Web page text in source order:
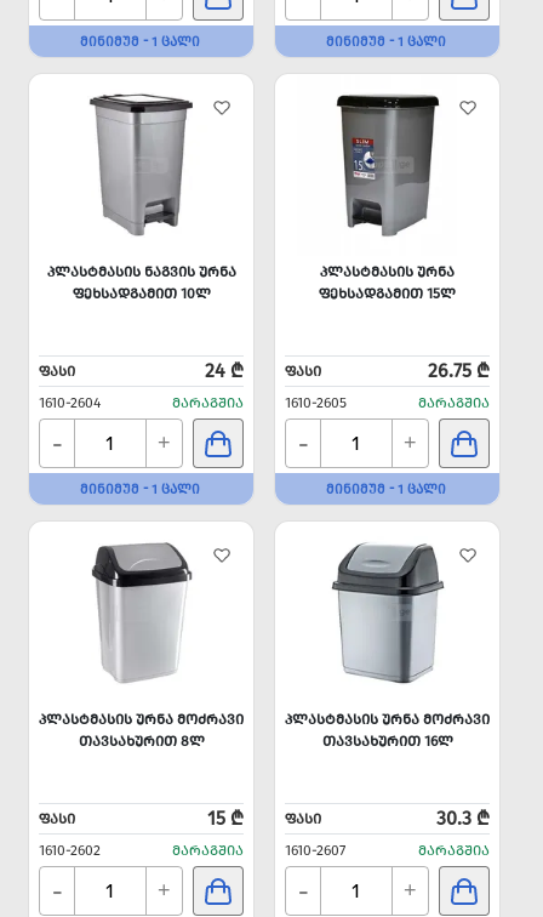
ᲛᲘᲜᲘᲛᲣᲛ - 1 ᲪᲐᲚᲘ ᲛᲘᲜᲘᲛᲣᲛ - 1 ᲪᲐᲚᲘ
ᲞᲚᲐᲡᲢᲛᲐᲡᲘᲡ ᲜᲐᲒᲕᲘᲡ ᲣᲠᲜᲐ
ᲤᲔᲮᲡᲐᲓᲒᲐᲛᲘᲗ 10Ლ
ᲤᲐᲡᲘ 24 ₾
1610-2604 ᲛᲐᲠᲐᲒᲨᲘᲐ
- +
ᲛᲘᲜᲘᲛᲣᲛ - 1 ᲪᲐᲚᲘ
ᲞᲚᲐᲡᲢᲛᲐᲡᲘᲡ ᲣᲠᲜᲐ
ᲤᲔᲮᲡᲐᲓᲒᲐᲛᲘᲗ 15Ლ
ᲤᲐᲡᲘ 26.75 ₾
1610-2605 ᲛᲐᲠᲐᲒᲨᲘᲐ
- +
ᲛᲘᲜᲘᲛᲣᲛ - 1 ᲪᲐᲚᲘ
ᲞᲚᲐᲡᲢᲛᲐᲡᲘᲡ ᲣᲠᲜᲐ ᲛᲝᲫᲠᲐᲕᲘ
ᲗᲐᲕᲡᲐᲮᲣᲠᲘᲗ 8Ლ
ᲤᲐᲡᲘ 15 ₾
1610-2602 ᲛᲐᲠᲐᲒᲨᲘᲐ
- +
ᲞᲚᲐᲡᲢᲛᲐᲡᲘᲡ ᲣᲠᲜᲐ ᲛᲝᲫᲠᲐᲕᲘ
ᲗᲐᲕᲡᲐᲮᲣᲠᲘᲗ 16Ლ
ᲤᲐᲡᲘ 30.3 ₾
1610-2607 ᲛᲐᲠᲐᲒᲨᲘᲐ
- +